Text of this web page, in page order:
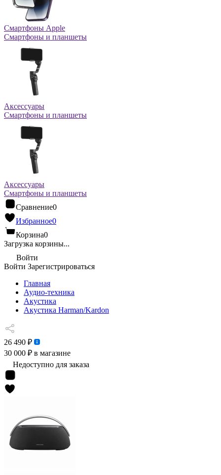
Смартфоны Apple
Смартфоны и планшеты
Аксессуары
Смартфоны и планшеты
Аксессуары
Смартфоны и планшеты
Сравнение0
Избранное0
Корзина0
Загрузка корзины...
Войти
Войти Зарегистрироваться
Главная
Аудио-техника
Акустика
Акустика Harman/Kardon
26 490 ₽
30 000 ₽ в магазине
Недоступно для заказа